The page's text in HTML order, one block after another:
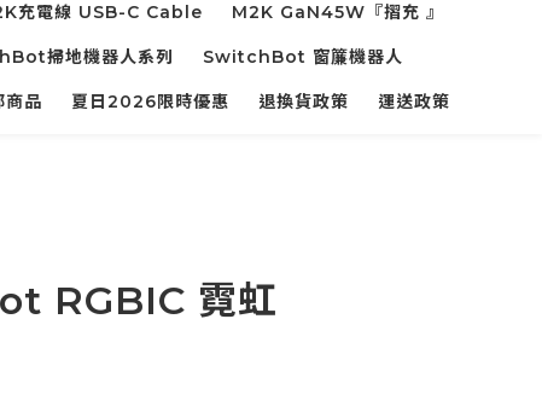
充電線 USB-C Cable M2K GaN45W『摺充 』
掃地機器人系列 SwitchBot 窗簾機器人
商品 夏日2026限時優惠 退換貨政策 運送政策
RGBIC 霓虹